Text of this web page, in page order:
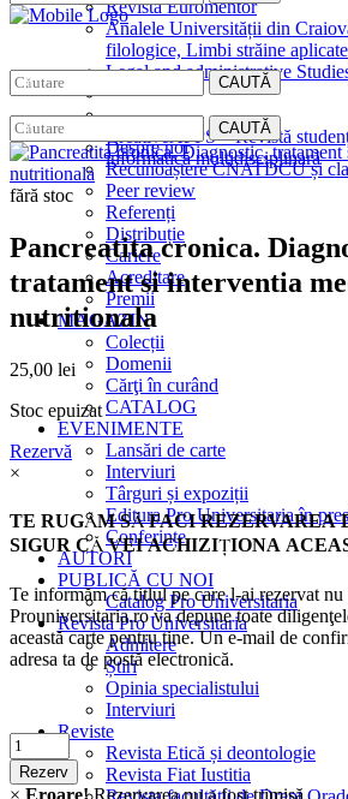
Revista Euromentor
Analele Universității din
filologice, Limbi străine aplicate
Legal and administrative
CreativeAPPS – Revistă
informatică multidisciplinară
CAUTĂ
EDITURA
Despre noi
Recunoaștere CNATDCU și
Peer review
Referenți
Distribuție
Cariere
Acreditare
Premii
MAGAZIN
Colecții
Domenii
Cărţi în curând
CATALOG
EVENIMENTE
Lansări de carte
Interviuri
Târguri și expoziții
Editura Pro Universitaria în
Conferințe
AUTORI
PUBLICĂ CU NOI
Catalog Pro Universitaria
Revista Pro Universitaria
Admitere
Știri
Opinia specialistului
Interviuri
Reviste
Revista Etică și deontologie
Revista Fiat Iustitia
CAUTĂ
fără stoc
Pancreatita cronica.
tratament si interventia
nutritionala
25,00 lei
Stoc epuizat
Rezervă
×
TE RUGĂM SĂ FACI REZERVAREA
SIGUR CĂ VEI ACHIZIŢIONA
Te informăm că titlul pe care l-ai rezervat
Prouniversitaria.ro va depune toate
această carte pentru tine. Un e-mail de
adresa ta de postă electronică.
Criminalistica
quantity
Rezerv
× Eroare!Rezervarea nu a fost trimisă.